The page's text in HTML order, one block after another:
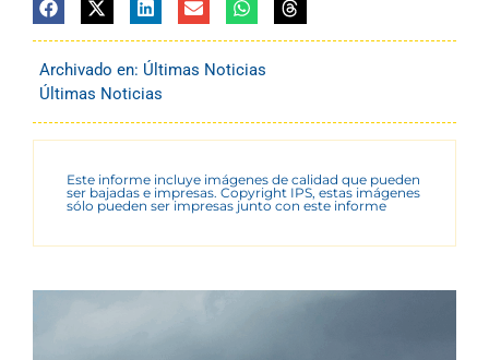
Archivado en: Últimas Noticias
Últimas Noticias
Este informe incluye imágenes de calidad que pueden
ser bajadas e impresas. Copyright IPS, estas imágenes
sólo pueden ser impresas junto con este informe